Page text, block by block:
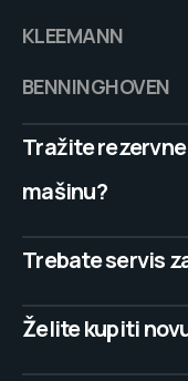
KLEEMANN
BENNINGHOVEN
Tražite
mašinu?
Trebate servis
Želite kupiti